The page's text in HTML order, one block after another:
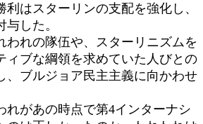
はスターリンの支配を強化し、
した。
れの隊伍や、スターリニズムを
ィブな綱領を求めていた人びとの
、ブルジョア民主主義に向かわせ
があの時点で第4インターナシ